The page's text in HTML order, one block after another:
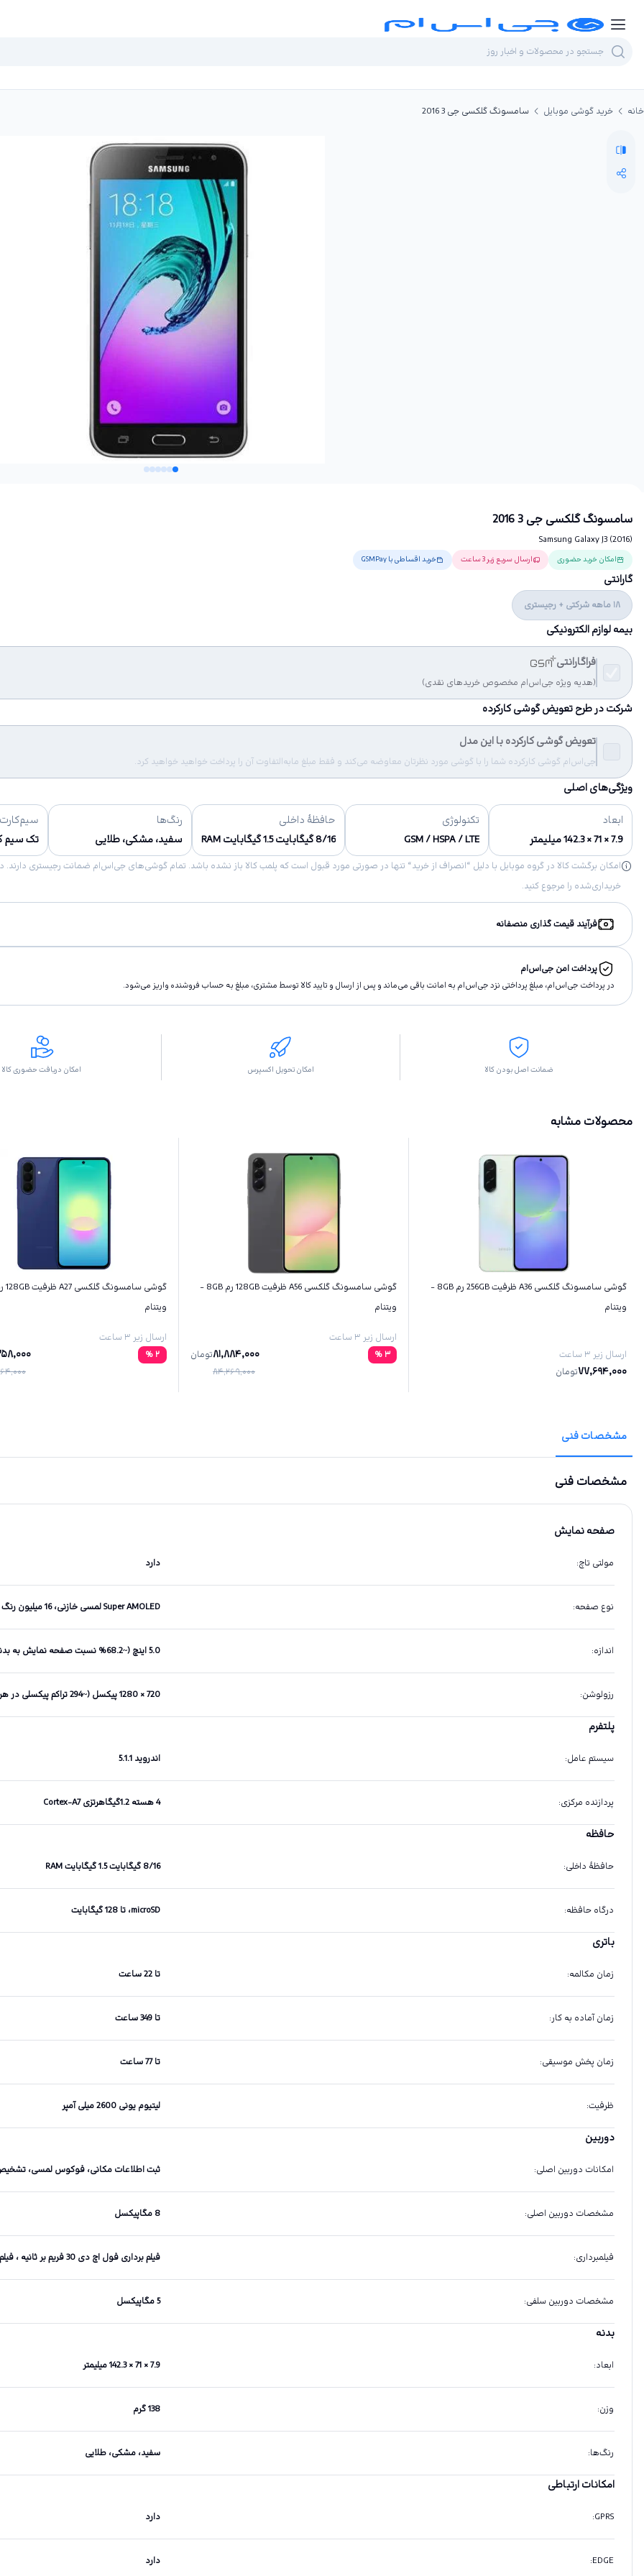
خانه خرید گوشی موبایل سامسونگ گلکسی جی 3 2016
سامسونگ گلکسی جی 3 2016
Samsung Galaxy J3 (2016)
امکان خرید حضوری ارسال سریع زیر 3 ساعت خرید اقساطی با GSMPay
گارانتی
18 ماهه شرکتی + رجیستری
بیمه لوازم الکترونیکی
فراگارانتی
(هدیه ویژه جی‌اس‌ام مخصوص خریدهای نقدی)
شرکت در طرح تعویض گوشی کارکرده
تعویض گوشی کارکرده با این مدل
جی‌اس‌ام گوشی کارکرده شما را با گوشی مورد نظرتان معاوضه می‌کند و فقط مبلغ مابه‌التفاوت آن را پرداخت خواهید خواهید کرد.
ویژگی‌های اصلی
ابعاد
7.9 × 71 × 142.3 میلیمتر
تکنولوژی
GSM / HSPA / LTE
حافظهٔ داخلی
8/16 گیگابایت 1.5 گیگابایت RAM
رنگ‌ها
سفید، مشکی، طلایی
سیم‌کارت
تک سیم
خریداری‌شده را مرجوع کنید.
فرآیند قیمت گذاری منصفانه
پرداخت امن جی‌اس‌ام
در پرداخت جی‌اس‌ام، مبلغ پرداختى نزد جی‌اس‌ام به امانت باقى مى‌ماند و پس از ارسال و تاييد كالا توسط مشتری، مبلغ به حساب فروشنده واريز مى‌شود.
ضمانت اصل بودن کالا امکان تحویل اکسپرس امکان دریافت حضوری کالا
محصولات مشابه
گوشی سامسونگ گلکسی A36 ظرفیت 256GB رم 8GB -
ویتنام
ارسال زیر ۳ ساعت
77,694,000تومان
گوشی سامسونگ گلکسی A56 ظرفیت 128GB رم 8GB -
ویتنام
ارسال زیر ۳ ساعت
3
%
81,884,000
84,269,000
تومان
ویتنام
ارسال زیر ۳ ساعت
2
%
مشخصات فنی
مشخصات فنی
صفحه نمایش
مولتی تاچ: دارد
نوع صفحه: Super AMOLED لمسی خازنی، 16 میلیون رنگ
اندازه: 5.0 اینچ (~68.2% نسبت صفحه نمایش به بدنه)
رزولوشن: 720 × 1280 پیکسل (~294 تراکم پیکسلی در هر اینچ)
پلتفرم
سیستم عامل: اندروید 5.1.1
پردازنده مرکزی: 4 هسته 1.2گیگاهرتزی Cortex-A7
حافظه
حافظهٔ داخلی: 8/16 گیگابایت 1.5 گیگابایت RAM
درگاه حافظه: microSD، تا 128 گیگابایت
باتری
زمان مکالمه: تا 22 ساعت
زمان آماده به کار: تا 349 ساعت
زمان پخش موسیقی: تا 77 ساعت
ظرفیت: لیتیوم یونی 2600 میلی آمپر
دوربین
امکانات دوربین اصلی: ثبت اطلاعات مکانی، فوکوس لمسی،
مشخصات دوربین اصلی: 8 مگاپیکسل
فیلمبرداری: فیلم برداری فول اچ دی 30 فریم بر ثانیه ، فیلم برداری اچ دی 30 فریم بر ثانیه
مشخصات دوربین سلفی: 5 مگاپیکسل
بدنه
ابعاد: 7.9 × 71 × 142.3 میلیمتر
وزن: 138 گرم
رنگ‌ها: سفید، مشکی، طلایی
امکانات ارتباطی
GPRS
: دارد
EDGE
: دارد